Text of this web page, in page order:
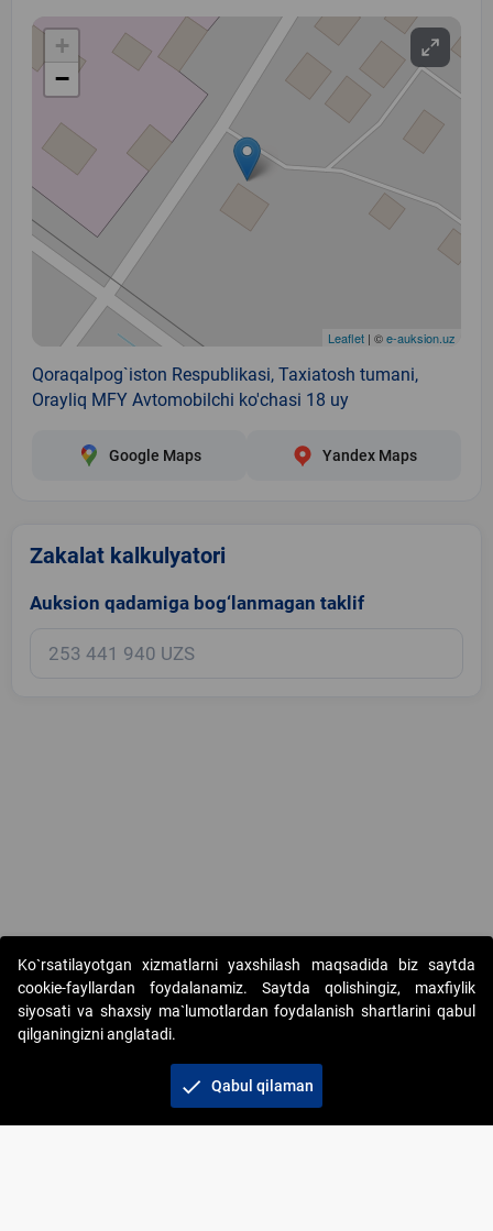
+
−
Leaflet | ©e-auksion.uz
Qoraqalpog`iston Respublikasi, Taxiatosh tumani,
Orayliq MFY Avtomobilchi ko'chasi 18 uy
Google Maps Yandex Maps
Zakalat kalkulyatori
Auksion qadamiga bog‘lanmagan taklif
Copyright © 2017-2026. "Elektron onlayn-auksionlarni tashkil etish"
AJ. Barcha huquqlar himoyalangan
+998 71 202-21-11
Ko`rsatilayotgan xizmatlarni yaxshilash maqsadida biz saytda
cookie-fayllardan foydalanamiz. Saytda qolishingiz, maxfiylik
siyosati va shaxsiy ma`lumotlardan foydalanish shartlarini qabul
qilganingizni anglatadi.
check Qabul qilaman